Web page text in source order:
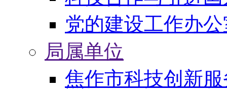
党的建设工作办
局属单位
焦作市科技创新